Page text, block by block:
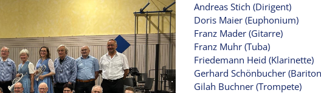
Andreas Stich (Dirigent)
Doris Maier (Euphonium)
Franz Mader (Gitarre)
Franz Muhr (Tuba)
Friedemann Heid (Klarinette)
Gerhard Schönbucher
Gilah Buchner (Trompete)